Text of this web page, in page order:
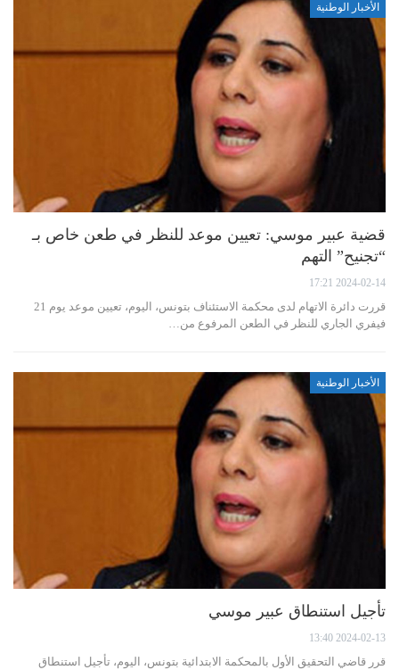
الأخبار الوطنية
قضية عبير موسي: تعيين موعد للنظر في طعن خاص بـ
“تجنيح” التهم
2024-02-14 17:21
قررت دائرة الاتهام لدى محكمة الاستئناف بتونس، اليوم، تعيين موعد يوم 21
فيفري الجاري للنظر في الطعن المرفوع من…
الأخبار الوطنية
تأجيل استنطاق عبير موسي
2024-02-13 13:40
قرر قاضي التحقيق الأول بالمحكمة الابتدائية بتونس، اليوم، تأجيل استنطاق